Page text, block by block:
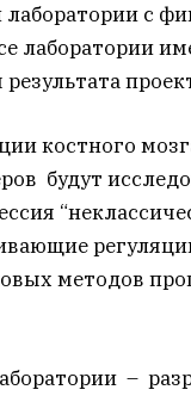
с
лаборатории
костного
будут
методов
–